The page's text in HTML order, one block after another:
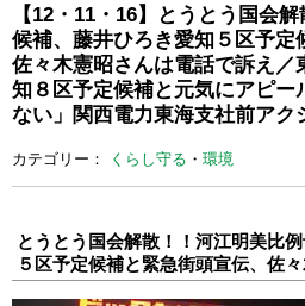
【12・11・16】とうとう国会
候補、藤井ひろき愛知５区予定
佐々木憲昭さんは電話で訴え／
知８区予定候補と元気にアピー
ない」関西電力東海支社前アク
カテゴリー： くらし守る ・ 環境
とうとう国会解散！！河江明美比
５区予定候補と緊急街頭宣伝、佐